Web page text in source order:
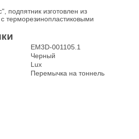
подпятник изготовлен из
терморезинопластиковыми
EM3D-001105.1
Черный
Lux
Перемычка на тоннель